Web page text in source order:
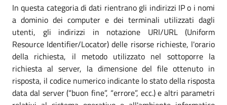
In questa categoria di dati rientrano gli indirizzi IP o i nomi
a dominio dei computer e dei terminali utilizzati dagli
utenti, gli indirizzi in notazione URI/URL (Uniform
Resource Identifier/Locator) delle risorse richieste, l'orario
della richiesta, il metodo utilizzato nel sottoporre la
richiesta al server, la dimensione del file ottenuto in
risposta, il codice numerico indicante lo stato della risposta
data dal server (“buon fine”, “errore”, ecc.) e altri parametri